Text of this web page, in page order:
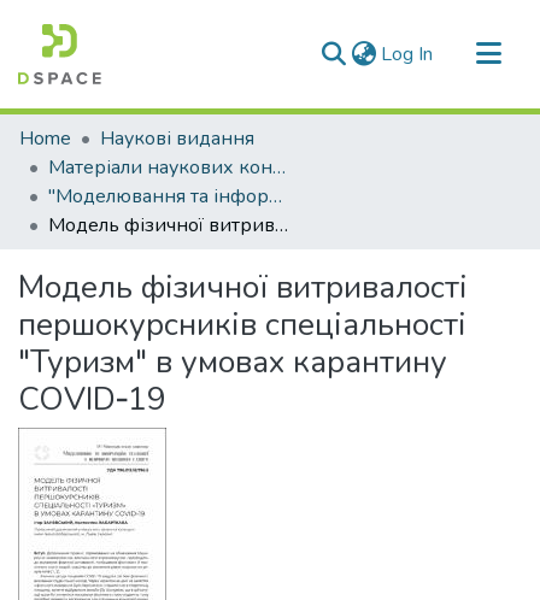
Log In (current)
Communities & Collections
All of DSpace
Statistics
Home
Наукові видання
Матеріали наукових конференцій
"Моделювання та інформаційні технології у фізичному вихованні і спорті"
Модель фізичної витривалості першокурсників спеціальності "Туризм" в умовах карантину COVID‑19
Модель фізичної витривалості
першокурсників спеціальності
"Туризм" в умовах карантину
COVID‑19